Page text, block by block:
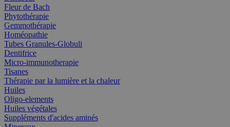
Fleur de Bach
Phytothérapie
Gemmothérapie
Homéopathie
Tubes Granules-Globuli
Dentifrice
Micro-immunotherapie
Tisanes
Thérapie par la lumière et la chaleur
Huiles
Oligo-elements
Huiles végétales
Suppléments d'acides aminés